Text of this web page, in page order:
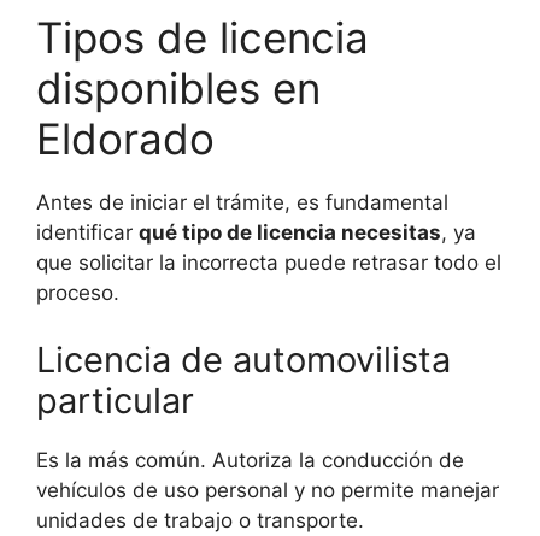
Tipos de licencia
disponibles en
Eldorado
Antes de iniciar el trámite, es fundamental
identificar qué tipo de licencia necesitas, ya
que solicitar la incorrecta puede retrasar todo el
proceso.
Licencia de automovilista
particular
Es la más común. Autoriza la conducción de
vehículos de uso personal y no permite manejar
unidades de trabajo o transporte.